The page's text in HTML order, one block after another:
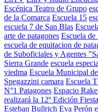
Escénica Teatro de Grupo
de la Comarca Escuela 15
escuela 7 de San Blas
arte de patagones Escuela de
escuela de equitacion de
de Suboficiales y Agentes
Sierra Grande escuela
viedma Escuela Municipal
Spegazzini camara Escuela
N°1 Patagones Espacio
realizará la 12º Edición
Esteban Bullrich Eva Perón